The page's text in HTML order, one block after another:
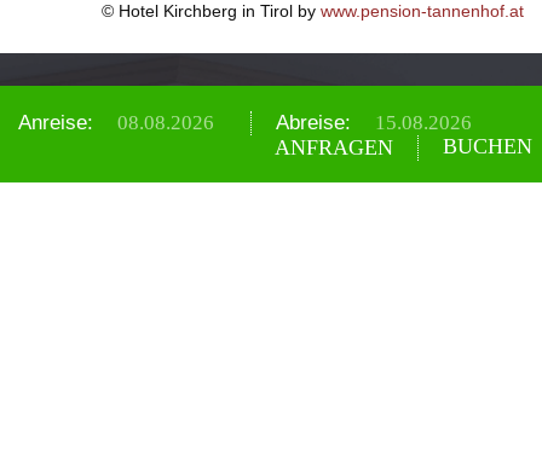
Anreise: Abreise:
BUCHEN
© Hotel Kirchberg in Tirol by www.pension-tannenhof.at
JETZT ANRUFEN
+43 (0) 5357 2376